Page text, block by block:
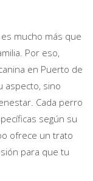
mucho más que
Por eso,
en Puerto de
aspecto, sino
Cada perro
según su
ofrece un trato
para que tu